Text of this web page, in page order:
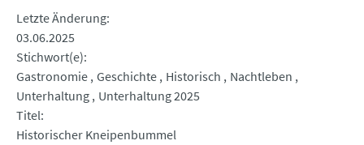
Letzte Änderung
03.06.2025
Stichwort(e)
Gastronomie Geschichte Historisch
Nachtleben
Unterhaltung Unterhaltung 2025
Titel
Historischer Kneipenbummel